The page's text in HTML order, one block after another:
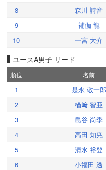
8
森川 詩音
9
補伽 龍
10
一宮 大介
ユースA男子 リード
順位 名前
1 是永 敬一郎
2
楢﨑 智亜
3
島谷 尚季
4
高田 知尭
5
清水 裕登
6
小福田 透